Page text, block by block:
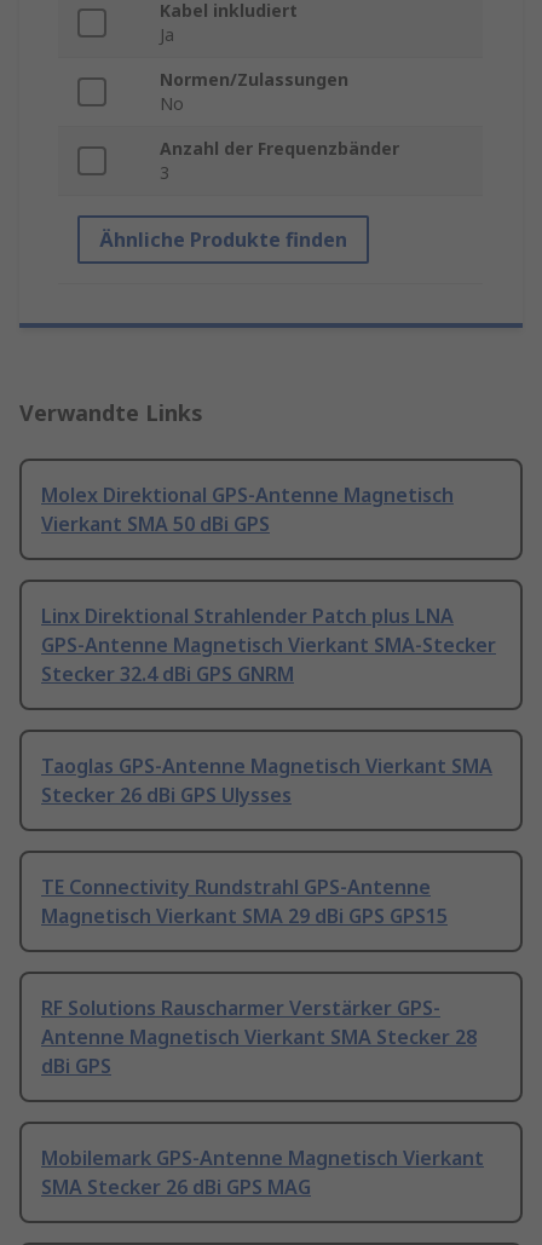
Kabel inkludiert
Ja
Normen/Zulassungen
No
Anzahl der Frequenzbänder
3
Ähnliche Produkte finden
Verwandte Links
Molex Direktional GPS-Antenne Magnetisch
Vierkant SMA 50 dBi GPS
Linx Direktional Strahlender Patch plus LNA
GPS-Antenne Magnetisch Vierkant SMA-Stecker
Stecker 32.4 dBi GPS GNRM
Taoglas GPS-Antenne Magnetisch Vierkant SMA
Stecker 26 dBi GPS Ulysses
TE Connectivity Rundstrahl GPS-Antenne
Magnetisch Vierkant SMA 29 dBi GPS GPS15
RF Solutions Rauscharmer Verstärker GPS-
Antenne Magnetisch Vierkant SMA Stecker 28
dBi GPS
Mobilemark GPS-Antenne Magnetisch Vierkant
SMA Stecker 26 dBi GPS MAG